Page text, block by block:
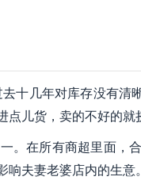
十几年对库存没有
儿货，卖的不好的就
。在所有商超里面，
夫妻老婆店内的生意。